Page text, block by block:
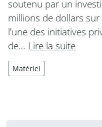
soutenu par un
millions de dollars
l’une des initiatives
de… Lire la suite
Matériel